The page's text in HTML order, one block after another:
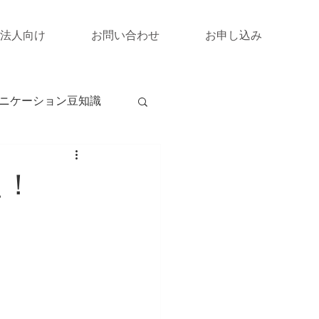
法人向け お問い合わせ お申し込み
ケーション豆知識